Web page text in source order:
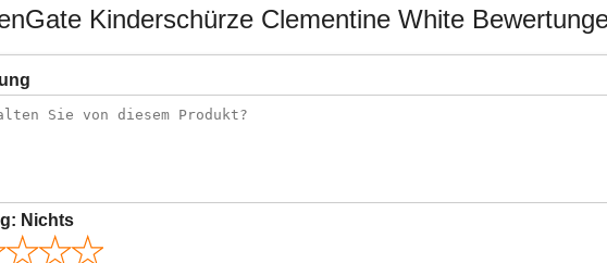
Kinderschürze Clementine White
Nichts